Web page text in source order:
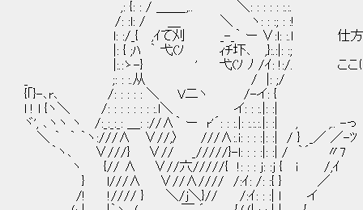
,: {: : / ＿＿_,.. ＼: : : : : :.:.
/: :l: / ＿ ＼ ヽ: : :; : :!
l: :/_{ ,ｲて刈 _-_｀ ー ∨:l: :.l 仕方無い
|: { ;ﾊ ｀ 弋(ｿ ｨﾁ圷､ ,}:.:|: :;
|:.:ゝ-} ' 弋(ｿ ﾉ /ｲ: !:/. ここは女学園で
_ ;: : :.从 / |: ;/
{｢}-､r､ /: : : : : ＼ V二ヽ /-イ: {
l ! l {ヽ＼ /: : : : : : : :.l＼ イ: : :.|: :|
ヾ', ､ヽヽ ヽ /:_:_:_: ＿: ://∧｀ ー r'´: : :.|: :.:.:.|: :| , ,.. -っ
＼ ｀ ｀ ｀ヽ:///∧ ∨//,〉 ///∧:.i: : : :|: :| / } _／ ／-ﾂ
｀ヽ､ ∨///} ∨// _/////}-l: : : :|: :| / ｀´ 〃7
ヽ {// ∧ ∨//六/////{ !: : : j: :j { i /,ｲ
} l///∧ ∨//∧//// /:ｲ: /: :{ } ／
/! !//// } ＼/j＼}// /:ｲ: : :| l イ